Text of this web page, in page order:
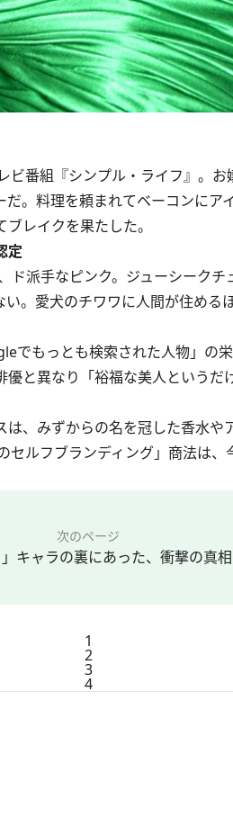
番組『シンプル・ライフ』。
。料理を頼まれてベーコンにア
レイクを果たした。
定
派手なピンク。ジューシーク
。愛犬のチワワに人間が住める
でもっとも検索された人物」の
と異なり「裕福な美人という
、みずからの名を冠した香水や
ルフブランディング」商法は
次のページ
」キャラの裏にあった、衝撃の真相
1
2
3
4